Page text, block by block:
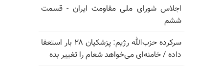
اجلاس شورای ملی مقاومت ایران - قسمت
ششم
سرکرده حزب‌الله رژیم: پزشکیان ۲۸ بار استعفا
داده / خامنه‌ای می‌خواهد شعام را تغییر بده